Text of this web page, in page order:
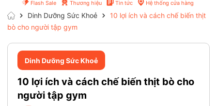
Flash Sale Thương hiệu Tin tức Hệ thống cửa hàng
Dinh Dưỡng Sức Khoẻ
10 lợi ích và cách chế biến thịt
bò cho người tập gym
Dinh Dưỡng Sức Khoẻ
10 lợi ích và cách chế biến thịt bò cho
người tập gym